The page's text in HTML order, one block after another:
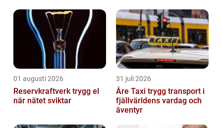
01 augusti 2026
Reservkraftverk trygg el
när nätet sviktar
31 juli 2026
Åre Taxi trygg transport i
fjällvärldens vardag och
äventyr